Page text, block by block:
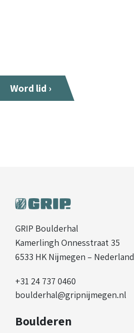
Word lid ›
GRIP Boulderhal
Kamerlingh Onnesstraat 35
6533 HK Nijmegen – Nederland
+31 24 737 0460
boulderhal@gripnijmegen.nl
Boulderen